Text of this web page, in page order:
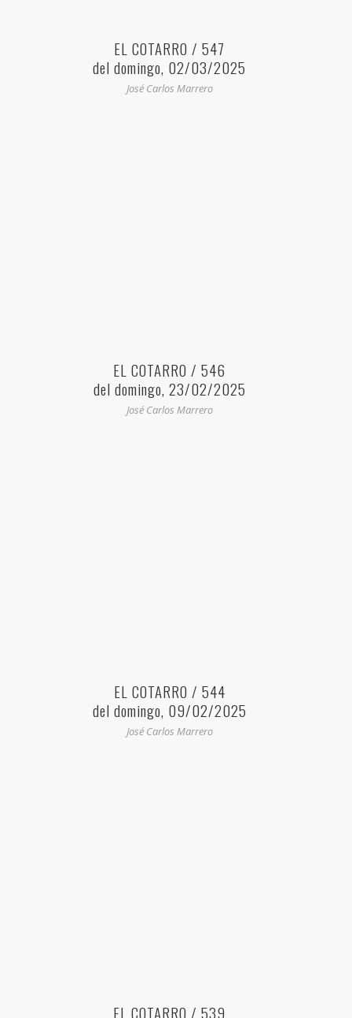
EL COTARRO / 547
del domingo, 02/03/2025
José Carlos Marrero
EL COTARRO / 546
del domingo, 23/02/2025
José Carlos Marrero
EL COTARRO / 544
del domingo, 09/02/2025
José Carlos Marrero
EL COTARRO / 539